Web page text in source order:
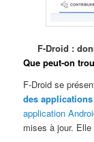
F-Droid :
Que peut-on
F-Droid se
des
application
mises à jour.